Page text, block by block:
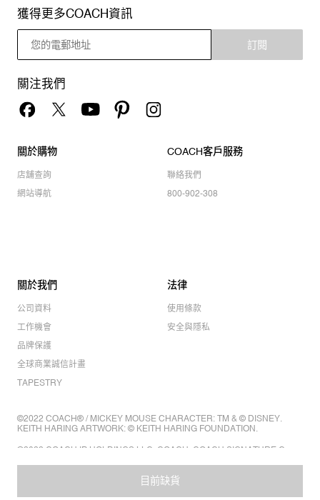
目前缺貨
獲得更多COACH資訊
訂閱
關注我們
關於購物
店舖查詢
網站導航
COACH客戶服務
聯絡我們
800-902-308
關於我們
公司資料
工作機會
品牌保護
全球商業誠信計畫
TAPESTRY
法律
使用條款
安全與隱私
©2022 COACH® / MICKEY MOUSE CHARACTER: TM & © DISNEY.
KEITH HARING ARTWORK: © KEITH HARING FOUNDATION.
©2022 COACH IP HOLDINGS LLC. COACH, COACH SIGNATURE C